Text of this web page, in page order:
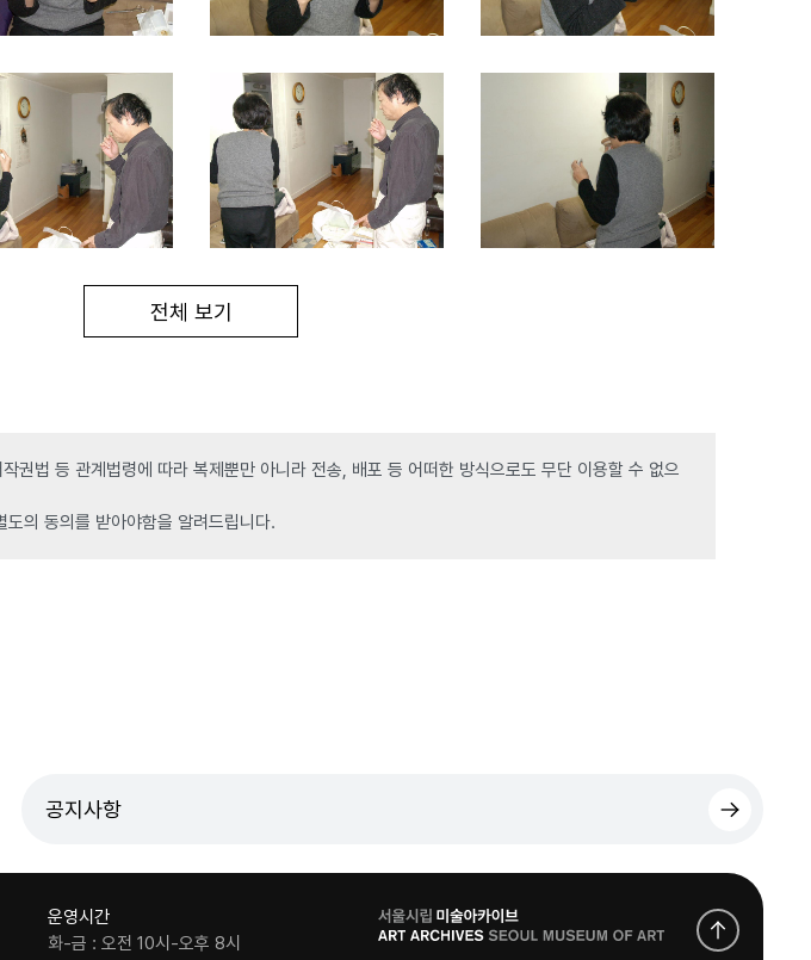
전체 보기
권법 등 관계법령에 따라 복제뿐만 아니라 전송, 배포 등 어떠한 방식으로도 무단 이용할 수 없으
의 동의를 받아야함을 알려드립니다.
공지사항
운영시간
화-금 : 오전 10시-오후 8시
로
고